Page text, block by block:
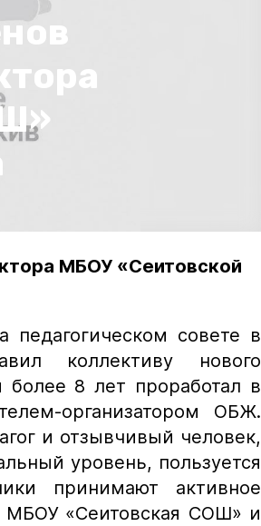
МБОУ «Сеитовской
педагогическом совете в
коллективу нового
8 лет проработал в
организатором ОБЖ.
и отзывчивый человек,
уровень, пользуется
принимают активное
МБОУ «Сеитовская СОШ» и